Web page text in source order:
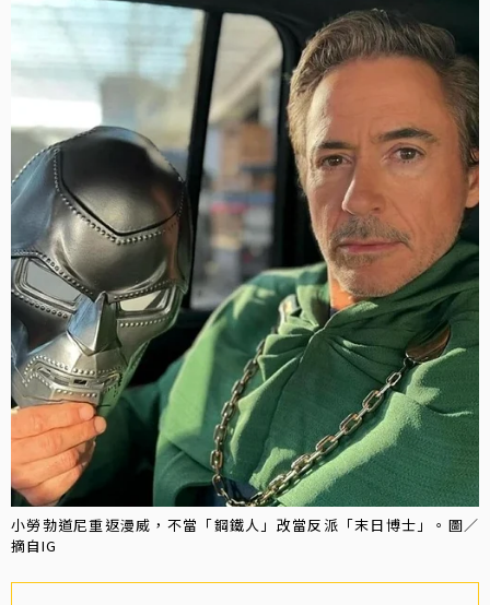
小勞勃道尼重返漫威，不當「鋼鐵人」改當反派「末日博士」。圖／
摘自IG